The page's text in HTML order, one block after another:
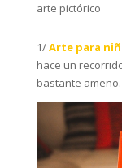
arte pictórico
1/Arte para
hace un
bastante ameno.